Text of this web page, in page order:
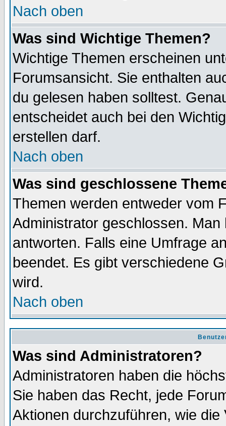
Nach oben
Was sind Wichtige Themen?
Wichtige Themen erscheinen
Forumsansicht. Sie enthalten
du gelesen haben solltest.
entscheidet auch bei den
erstellen darf.
Nach oben
Was sind geschlossene
Themen werden entweder vom
Administrator geschlossen.
antworten. Falls eine Umfrage
beendet. Es gibt verschiedene
wird.
Nach oben
Was sind Administratoren?
Administratoren haben die
Sie haben das Recht, jede
Aktionen durchzuführen, wie